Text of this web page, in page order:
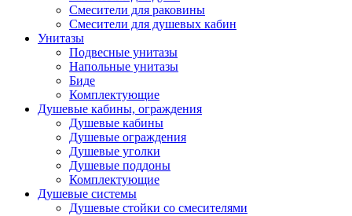
Смесители для раковины
Смесители для душевых кабин
Унитазы
Подвесные унитазы
Напольные унитазы
Биде
Комплектующие
Душевые кабины, ограждения
Душевые кабины
Душевые ограждения
Душевые уголки
Душевые поддоны
Комплектующие
Душевые системы
Душевые стойки со смесителями